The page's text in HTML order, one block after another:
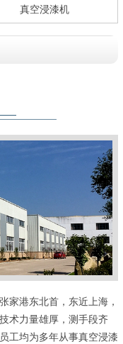
真空浸漆机
家港东北首，东近上海，
术力量雄厚，测手段齐
工均为多年从事真空浸漆